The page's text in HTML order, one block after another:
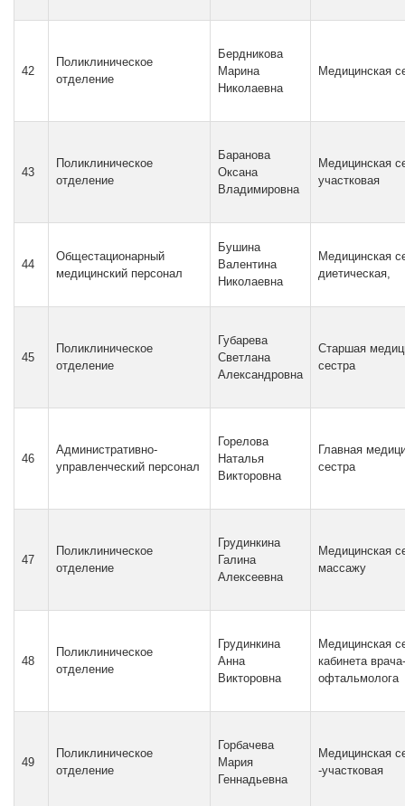
42
Поликлиническое
отделение
Бердникова
Марина
Николаевна
Медицинская
43
Поликлиническое
отделение
Баранова
Оксана
Владимировна
Медицинская
участковая
44
Общестационарный
медицинский персонал
Бушина
Валентина
Николаевна
Медицинская
диетическая,
45
Поликлиническое
отделение
Губарева
Светлана
Александровна
Старшая
сестра
46
Административно-
управленческий персонал
Горелова
Наталья
Викторовна
Главная
сестра
47
Поликлиническое
отделение
Грудинкина
Галина
Алексеевна
Медицинская
массажу
48
Поликлиническое
отделение
Грудинкина
Анна
Викторовна
Медицинская
кабинета врача-
офтальмолога
49
Поликлиническое
отделение
Горбачева
Мария
Геннадьевна
Медицинская
-участковая